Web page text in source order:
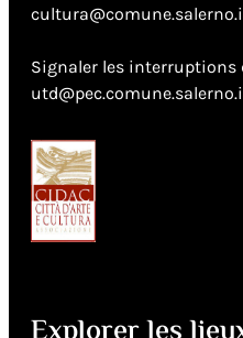
Signaler les interruptions